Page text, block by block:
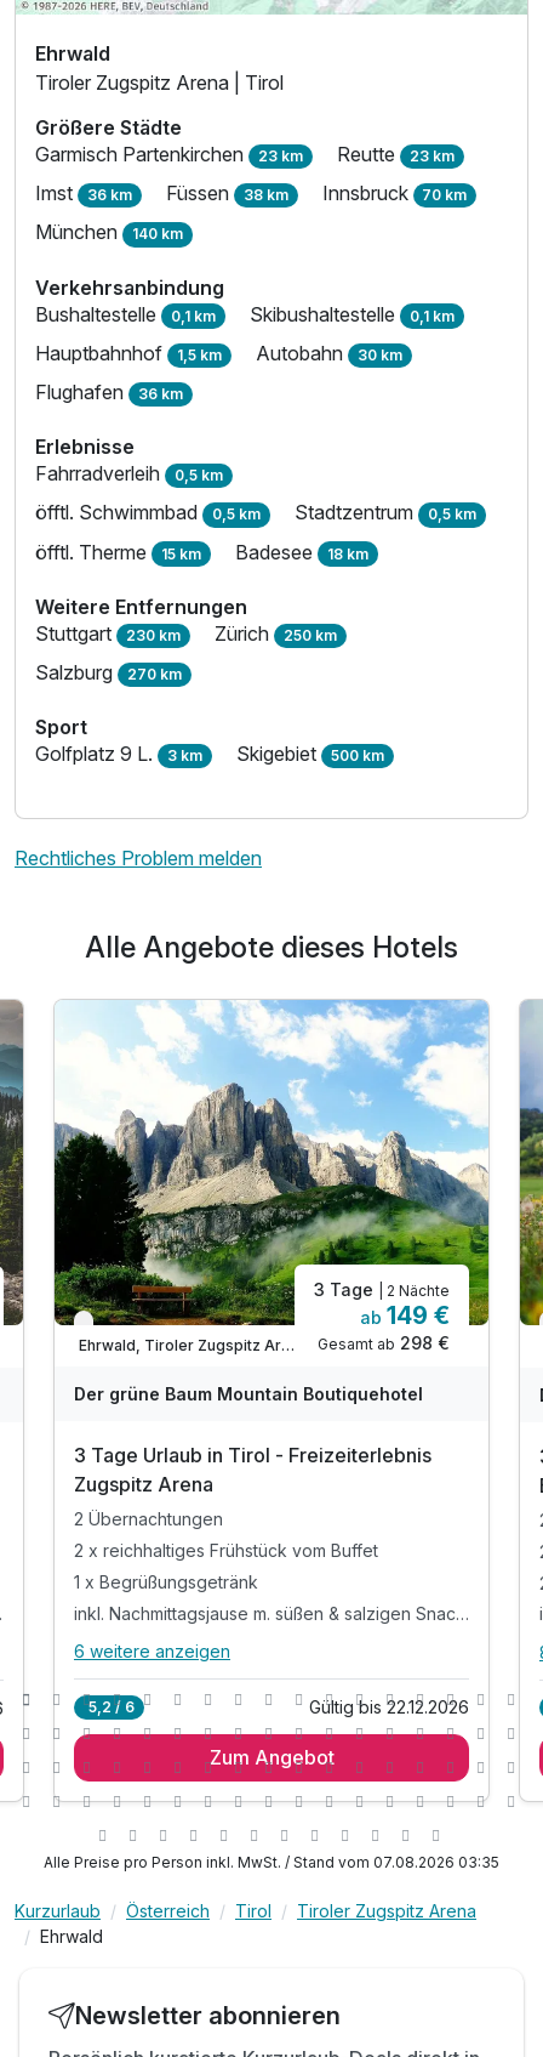
Ehrwald
Tiroler Zugspitz Arena | Tirol
Größere Städte
Garmisch Partenkirchen 23 km Reutte 23 km
Imst 36 km Füssen 38 km Innsbruck 70 km
München 140 km
Verkehrsanbindung
Bushaltestelle 0,1 km Skibushaltestelle 0,1 km
Hauptbahnhof 1,5 km Autobahn 30 km
Flughafen 36 km
Erlebnisse
Fahrradverleih 0,5 km
öfftl. Schwimmbad 0,5 km Stadtzentrum 0,5 km
öfftl. Therme 15 km Badesee 18 km
Weitere Entfernungen
Stuttgart 230 km Zürich 250 km
Salzburg 270 km
Sport
Golfplatz 9 L. 3 km Skigebiet 500 km
Rechtliches Problem melden
Alle Angebote dieses Hotels
Verfügbar bis Dezember
Ehrwald, Tiroler Zugspitz Arena
3 Tage | 2 Nächte
ab 149 €
Gesamt ab 298 €
Der grüne Baum Mountain Boutiquehotel
3 Tage Urlaub in Tirol - Freizeiterlebnis
Zugspitz Arena
2 Übernachtungen
2 x reichhaltiges Frühstück vom Buffet
1 x Begrüßungsgetränk
inkl. Nachmittagsjause m. süßen & salzigen Snacks
Alle Inklusivleistungen
2 Übernachtungen
2 x reichhaltiges Frühstück vom Buffet
Snacks
inkl. Nutzung des Mountain-Spa mit div. Saunen,*
*Kneippgang, Ruheräumen, Teestation &
Bergwasser
inkl. Parkplatz am Hotel (nach Verfügbarkeit)
inkl. Geführte Wanderungen*
6 weitere anzeigen
5,2 / 6 Gültig bis 22.12.2026
Zum Angebot
Alle Preise pro Person inkl. MwSt. / Stand vom 07.08.2026 03:35
Kurzurlaub Österreich Tirol
Tiroler Zugspitz Arena
Ehrwald
Newsletter abonnieren